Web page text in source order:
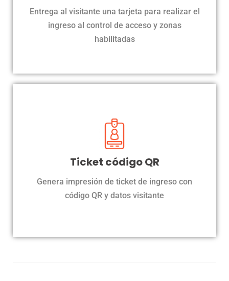
Entrega al visitante una tarjeta para realizar el
ingreso al control de acceso y zonas
habilitadas
ingreso del visitante y sus datos para que proceda al
ingreso a molinetes y salida.
Ticket código QR
Genera impresión de ticket de ingreso con
código QR y datos visitante
Impresión de ticket
Impresión de credenciales para los visitantes con
QR, y foto y datos principales, para ingresar en
control de acceso, molinetes o app.